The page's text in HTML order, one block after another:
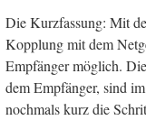
Die Kurzfassung: Mit
Kopplung mit dem
Empfänger möglich.
dem Empfänger, sind
nochmals kurz die